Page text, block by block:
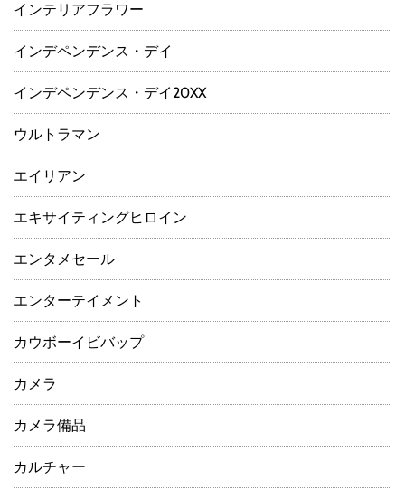
インテリアフラワー
インデペンデンス・デイ
インデペンデンス・デイ20XX
ウルトラマン
エイリアン
エキサイティングヒロイン
エンタメセール
エンターテイメント
カウボーイビバップ
カメラ
カメラ備品
カルチャー